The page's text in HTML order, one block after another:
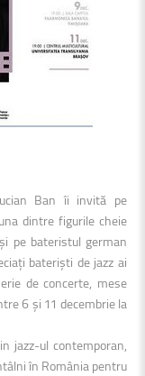
Ban îi invită pe
dintre figurile cheie
pe bateristul german
bateriști de jazz ai
de concerte, mese
6 și 11 decembrie la
jazz-ul contemporan,
în România pentru